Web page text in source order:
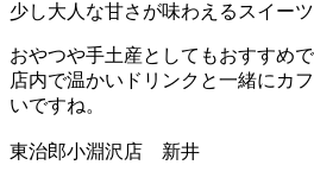
少し大人な甘さが味わえるスイーツ
おやつや手土産としてもおすすめで
店内で温かいドリンクと一緒にカ
いですね。
東治郎小淵沢店 新井